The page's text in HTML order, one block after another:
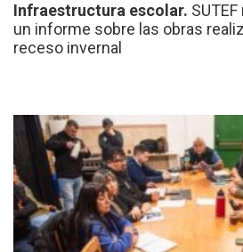
Infraestructura escolar.
un informe sobre las obras
receso invernal